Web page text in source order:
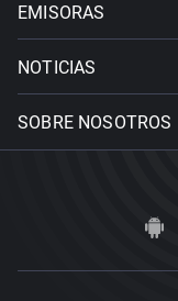
EMISORAS
NOTICIAS
SOBRE NOSOTROS